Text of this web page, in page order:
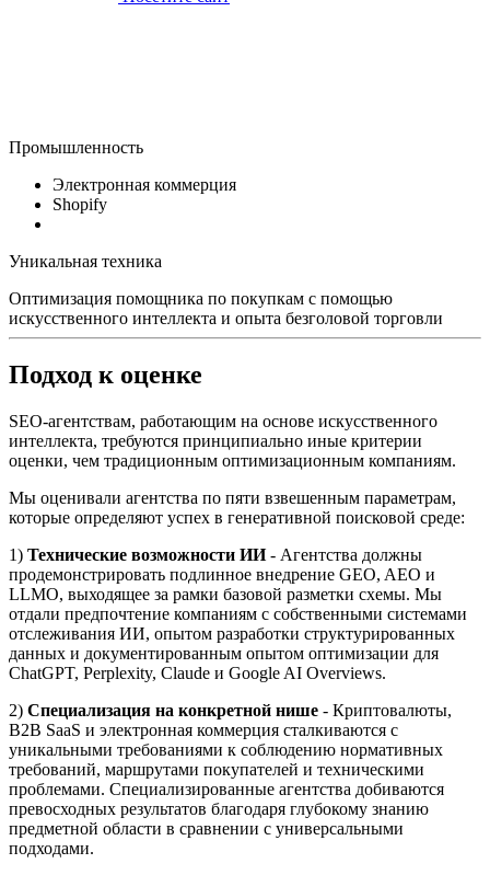
Промышленность
Электронная коммерция
Shopify
Уникальная техника
Оптимизация помощника по покупкам с помощью
искусственного интеллекта и опыта безголовой торговли
Подход к оценке
SEO-агентствам, работающим на основе искусственного
интеллекта, требуются принципиально иные критерии
оценки, чем традиционным оптимизационным компаниям.
Мы оценивали агентства по пяти взвешенным параметрам,
которые определяют успех в генеративной поисковой среде:
1) Технические возможности ИИ- Агентства должны
продемонстрировать подлинное внедрение GEO, AEO и
LLMO, выходящее за рамки базовой разметки схемы. Мы
отдали предпочтение компаниям с собственными системами
отслеживания ИИ, опытом разработки структурированных
данных и документированным опытом оптимизации для
ChatGPT, Perplexity, Claude и Google AI Overviews.
2) Специализация на конкретной нише - Криптовалюты,
B2B SaaS и электронная коммерция сталкиваются с
уникальными требованиями к соблюдению нормативных
требований, маршрутами покупателей и техническими
проблемами. Специализированные агентства добиваются
превосходных результатов благодаря глубокому знанию
предметной области в сравнении с универсальными
подходами.